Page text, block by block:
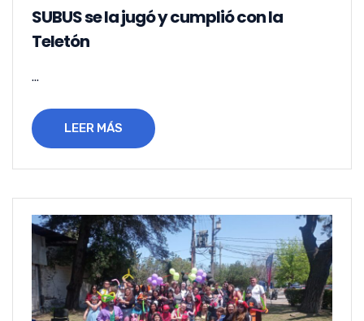
SUBUS se la jugó y cumplió con la
Teletón
...
LEER MÁS